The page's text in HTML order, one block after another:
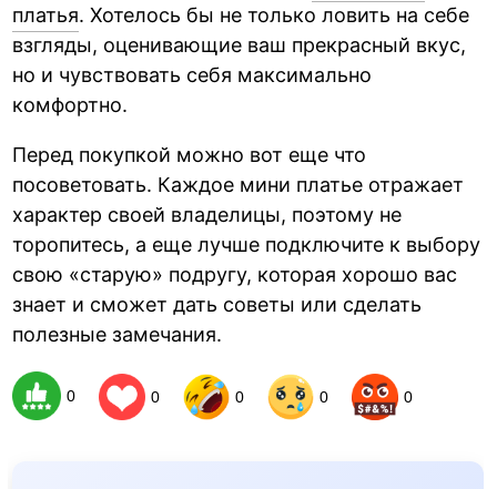
платья. Хотелось бы не только ловить на себе
взгляды, оценивающие ваш прекрасный вкус,
но и чувствовать себя максимально
комфортно.
Перед покупкой можно вот еще что
посоветовать. Каждое мини платье отражает
характер своей владелицы, поэтому не
торопитесь, а еще лучше подключите к выбору
свою «старую» подругу, которая хорошо вас
знает и сможет дать советы или сделать
полезные замечания.
0 0 0 0 0